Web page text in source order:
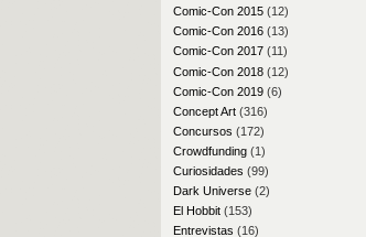
Comic-Con 2015(12)
Comic-Con 2016(13)
Comic-Con 2017(11)
Comic-Con 2018(12)
Comic-Con 2019(6)
Concept Art(316)
Concursos (172)
Crowdfunding(1)
Curiosidades (99)
Dark Universe(2)
El Hobbit(153)
Entrevistas (16)